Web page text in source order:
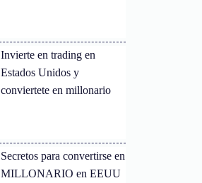
Invierte en trading en
Estados Unidos y
conviertete en millonario
Secretos para convertirse en
MILLONARIO en EEUU